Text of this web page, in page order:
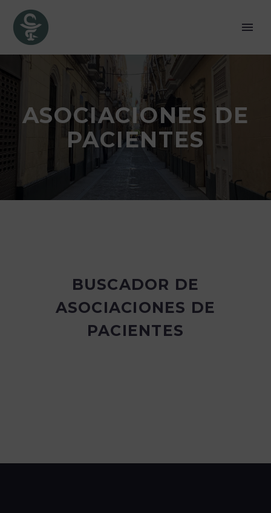
ASOCIACIONES DE
PACIENTES
BUSCADOR DE
ASOCIACIONES DE
PACIENTES